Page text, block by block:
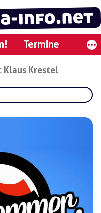
Termine
Klaus Krestel